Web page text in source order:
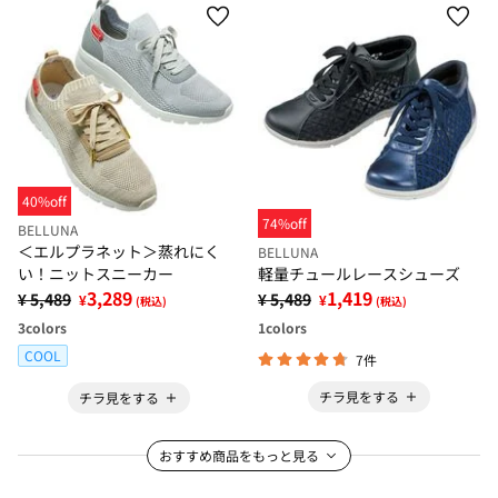
40%off
BELLUNA
＜エルプラネット＞蒸れにく
い！ニットスニーカー
¥ 5,489 ¥3,289 (税込)
3colors
COOL
チラ見をする
74%off
BELLUNA
軽量チュールレースシューズ
¥ 5,489 ¥1,419 (税込)
1colors
7件
チラ見をする
おすすめ商品をもっと見る